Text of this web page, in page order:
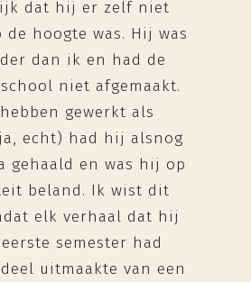
dat hij er zelf niet
de hoogte was. Hij was
dan ik en had de
niet afgemaakt.
gewerkt als
echt) had hij alsnog
gehaald en was hij op
beland. Ik wist dit
elk verhaal dat hij
semester had
uitmaakte van een